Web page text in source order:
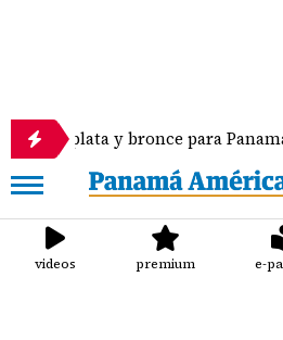
y bronce para Panamá en Santo
videos premium e-